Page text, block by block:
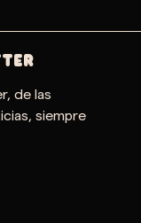
de las
siempre